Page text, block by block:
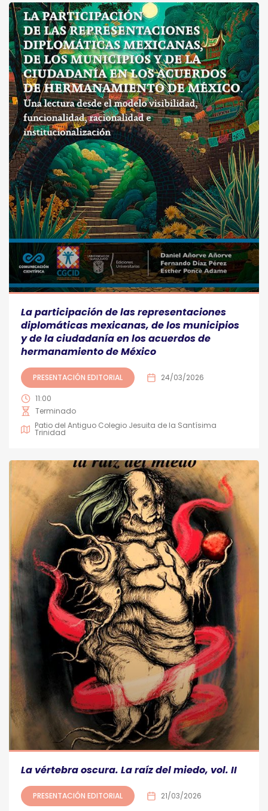
La participación de las representaciones
diplomáticas mexicanas, de los municipios
y de la ciudadanía en los acuerdos de
hermanamiento de México
PRESENTACIÓN EDITORIAL 24/03/2026
11:00
Terminado
Patio del Antiguo Colegio Jesuita de la Santísima
Trinidad
La vértebra oscura. La raíz del miedo, vol. II
PRESENTACIÓN EDITORIAL 21/03/2026